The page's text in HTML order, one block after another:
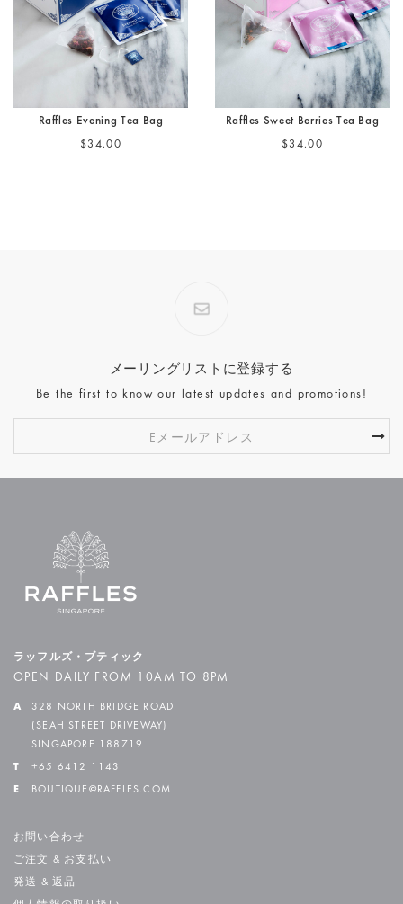
Raffles Evening Tea Bag
$34.00
Raffles Sweet Berries Tea Bag
$34.00
メーリングリストに登録する
Be the first to know our latest updates and promotions!
ラッフルズ・ブティック
OPEN DAILY FROM 10AM TO 8PM
A
328 NORTH BRIDGE ROAD
(SEAH STREET DRIVEWAY)
SINGAPORE 188719
T +65 6412 1143
E BOUTIQUE@RAFFLES.COM
お問い合わせ
ご注文 & お支払い
発送 & 返品